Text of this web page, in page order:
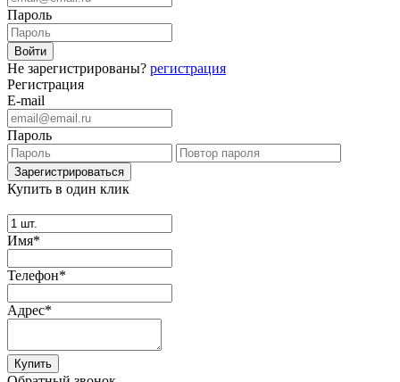
Пароль
Не зарегистрированы? регистрация
Регистрация
E-mail
Пароль
Купить в один клик
Имя*
Телефон*
Адрес*
Купить